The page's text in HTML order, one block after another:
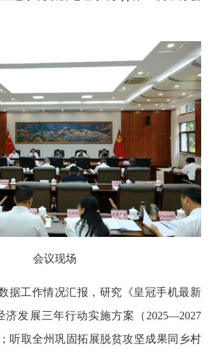
会议现场
据工作情况汇报，研究《皇冠手机最新
济发展三年行动实施方案（2025—2027
听取全州巩固拓展脱贫攻坚成果同乡村